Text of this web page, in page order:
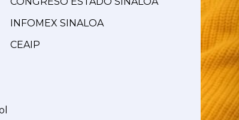
INFOMEX SINALOA
CEAIP